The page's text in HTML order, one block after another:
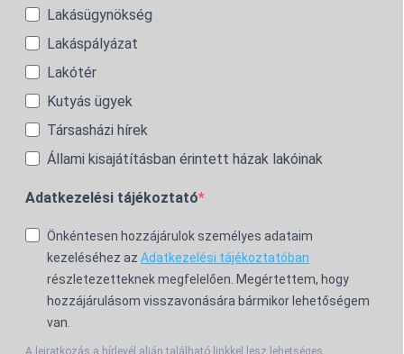
Lakásügynökség
Lakáspályázat
Lakótér
Kutyás ügyek
Társasházi hírek
Állami kisajátításban érintett házak lakóinak
Adatkezelési tájékoztató
Önkéntesen hozzájárulok személyes adataim
kezeléséhez az Adatkezelési tájékoztatóban
részletezetteknek megfelelően. Megértettem, hogy
hozzájárulásom visszavonására bármikor lehetőségem
van.
A leiratkozás a hírlevél alján található linkkel lesz lehetséges.